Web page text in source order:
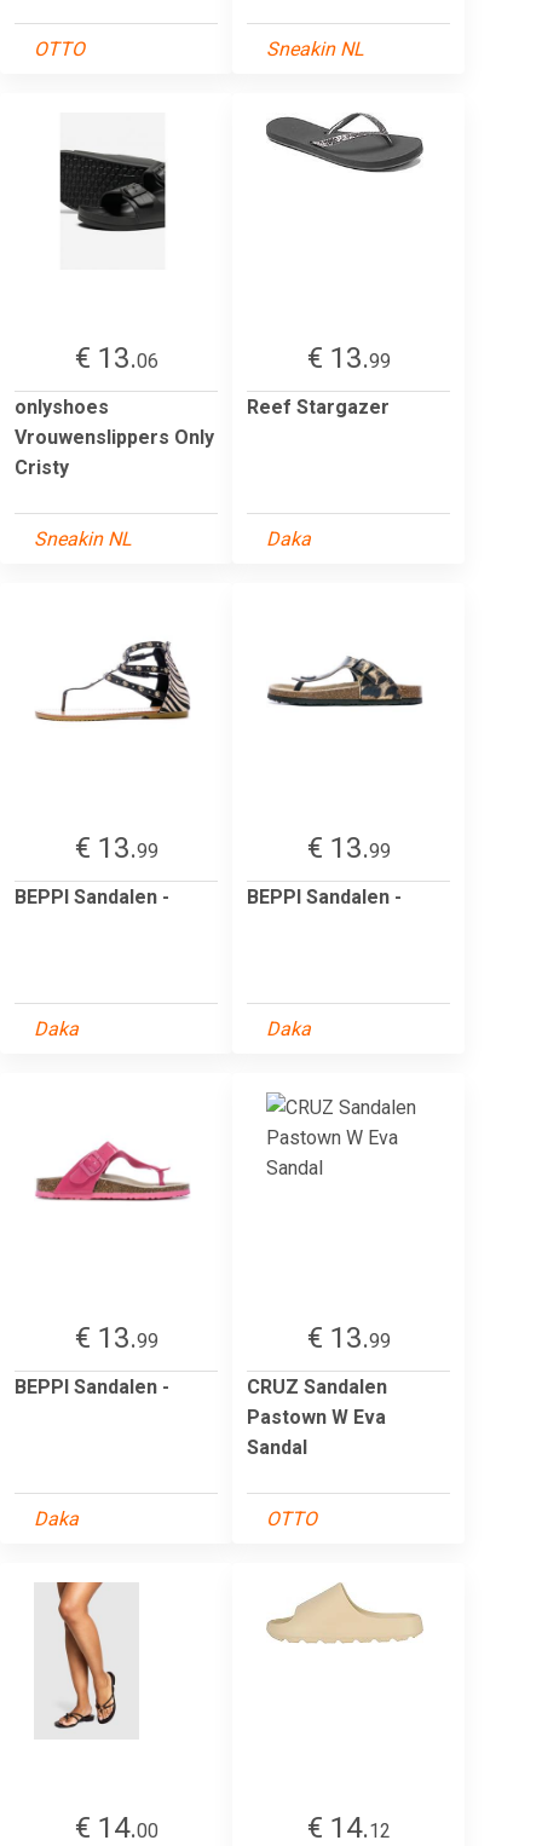
OTTO Sneakin NL
€ 13.06
onlyshoes
Vrouwenslippers Only
Cristy
Sneakin NL
€ 13.99
Reef Stargazer
Daka
€ 13.99
BEPPI Sandalen -
Daka
€ 13.99
BEPPI Sandalen -
Daka
€ 13.99
BEPPI Sandalen -
Daka
€ 13.99
CRUZ Sandalen
Pastown W Eva
Sandal
OTTO
€ 14.00
€ 14.12